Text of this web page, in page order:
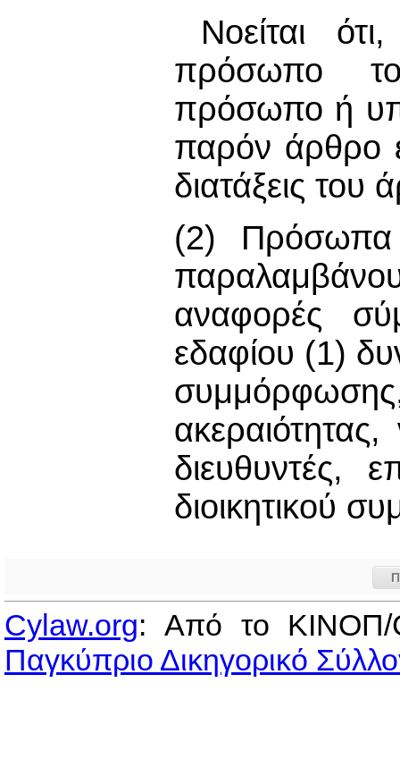
Νοείται
πρόσωπο
πρόσωπο ή
παρόν άρθρο
διατάξεις του
(2) Πρόσωπα
αναφορές
εδαφίου (1)
ακεραιότητας,
διευθυντές,
διοικητικού
Cylaw.org: Από το
Παγκύπριο Δικηγορικό